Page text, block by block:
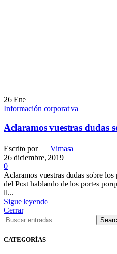
26 Ene
Información corporativa
Aclaramos vuestras dudas
Escrito por
Vimasa
26 diciembre, 2019
0
Aclaramos vuestras dudas sobre
del Post hablando de los portes
ll...
Sigue leyendo
Cerrar
CATEGORÍAS